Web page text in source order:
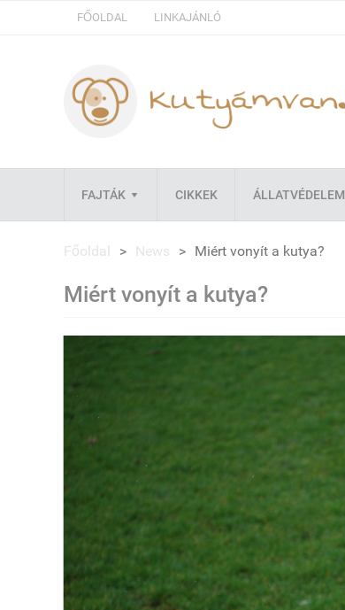
FŐOLDAL LINKAJÁNLÓ
FAJTÁK CIKKEK ÁLLATVÉDELEM
Főoldal > News > Miért vonyít a kutya?
Miért vonyít a kutya?